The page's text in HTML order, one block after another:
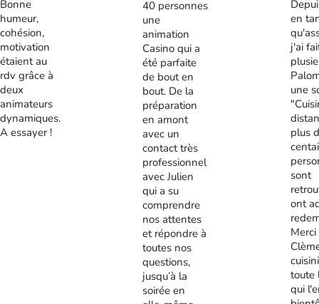
Bonne
humeur,
cohésion,
motivation
étaient au
rdv grâce à
deux
animateurs
dynamiques.
A essayer !
40 personnes
une
animation
Casino qui a
été parfaite
de bout en
bout. De la
préparation
en amont
avec un
contact très
professionnel
avec Julien
qui a su
comprendre
nos attentes
et répondre à
toutes nos
questions,
jusqu’à la
soirée en
en
j'ai
une
plus
sont
ont
Merci
toute
qui